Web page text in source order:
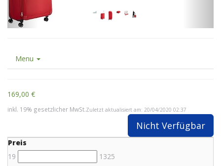
Menu
169,00 €
inkl. 19% gesetzlicher MwSt.Zuletzt aktualisiert am: 20/04/2020 02:37
Nicht Verfügbar
Preis
19
1325